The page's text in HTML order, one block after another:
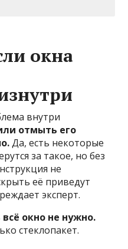
окна
внутри
отмыть его
Да, есть некоторые
за такое, но без
не
её приведут
эксперт.
окно не нужно.
стеклопакет.